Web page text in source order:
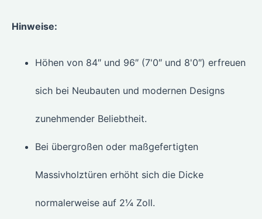
Hinweise:
Höhen von 84″ und 96″ (7'0″ und 8'0″) erfreuen
sich bei Neubauten und modernen Designs
zunehmender Beliebtheit.
Bei übergroßen oder maßgefertigten
Massivholztüren erhöht sich die Dicke
normalerweise auf 2¼ Zoll.